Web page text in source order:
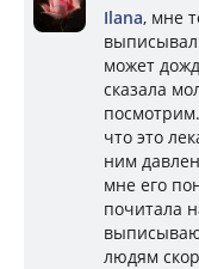
Ilana, мне
может
сказала
что это
ним
мне его
почитала
людям